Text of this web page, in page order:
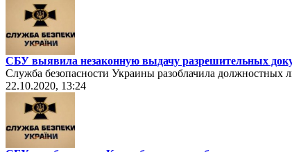
СБУ выявила незаконную выдачу разрешительных
Служба безопасности Украины разоблачила должностных
22.10.2020, 13:24